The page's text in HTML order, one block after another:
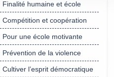
Finalité humaine et école
Compétition et coopération
Pour une école motivante
Prévention de la violence
Cultiver l’esprit démocratique